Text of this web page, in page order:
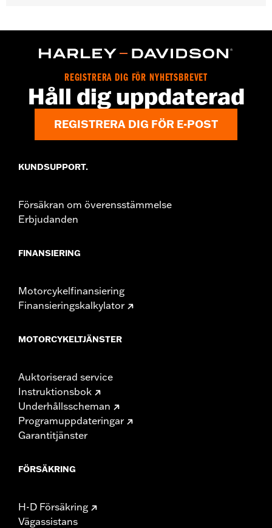
WARRANTY:2 year limited warranty – Go towww.h-
Imported
REGISTRERA DIG FÖR NYHETSBREVET
Håll dig uppdaterad
REGISTRERA DIG FÖR E-POST
KUNDSUPPORT.
Försäkran om överensstämmelse
Erbjudanden
FINANSIERING
Motorcykelfinansiering
Finansieringskalkylator
MOTORCYKELTJÄNSTER
Auktoriserad service
Instruktionsbok
Underhållsscheman
Programuppdateringar
Garantitjänster
FÖRSÄKRING
H-D Försäkring
Vägassistans